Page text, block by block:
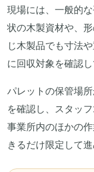
現場には、一般的
状の木製資材や、
じ木製品でも寸法
に回収対象を確認し
パレットの保管場
を確認し、スタッ
事業所内のほかの
きるだけ限定して進